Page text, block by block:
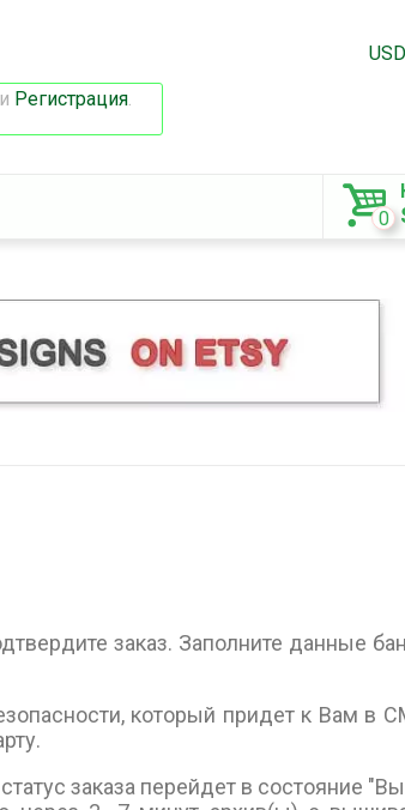
USD
Регистрация.
0
заказ. Заполните данные
который придет к Вам в
заказа перейдет в состояние